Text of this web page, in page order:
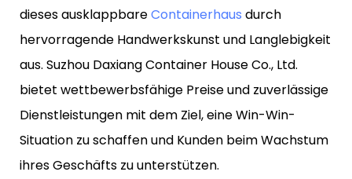
dieses ausklappbareContainerhaus durch
hervorragende Handwerkskunst und Langlebigkeit
aus. Suzhou Daxiang Container House Co., Ltd.
bietet wettbewerbsfähige Preise und zuverlässige
Dienstleistungen mit dem Ziel, eine Win-Win-
Situation zu schaffen und Kunden beim Wachstum
ihres Geschäfts zu unterstützen.